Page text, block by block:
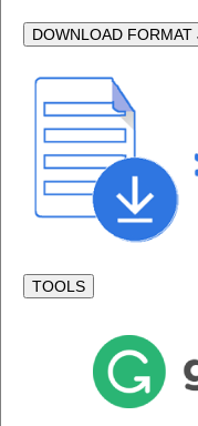
DOWNLOAD FORMAT
TOOLS